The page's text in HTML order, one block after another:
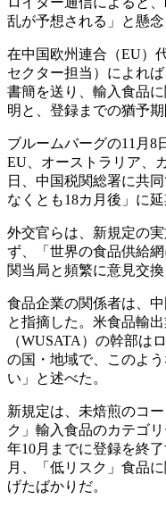
乱が予想される」と懸念
在中国欧州連合（EU）
セクター担当）によれ
書簡を送り、輸入食品
明と、登録までの猶予
ブルームバーグの11月8
EU、オーストラリア、
日、中国税関総署に共
なくとも18カ月後」に
外交官らは、新規定の
ず、「世界の食品供給
関当局と頻繁に意見交換
食品企業の関係者は、
と指摘した。米食品輸
（WUSATA）の幹部は
の国・地域で、このよ
い」と述べた。
新規定は、未焙煎のコ
ク」輸入食品のカテゴ
年10月までに登録を終
月、「低リスク」食品
げたばかりだ。